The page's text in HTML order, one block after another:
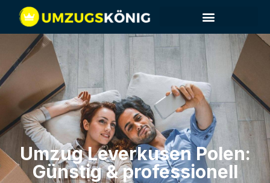
Umzug Leverkusen​ Polen:
Günstig & professionell​